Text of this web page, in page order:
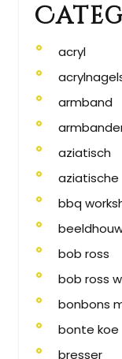
acryl
armband
aziatisch
aziatische
bbq
bob ross
bob ross
bonbons
bonte koe
bresser